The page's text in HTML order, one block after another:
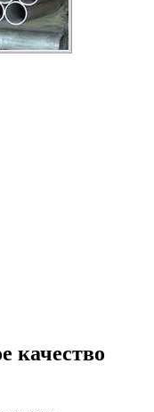
качество